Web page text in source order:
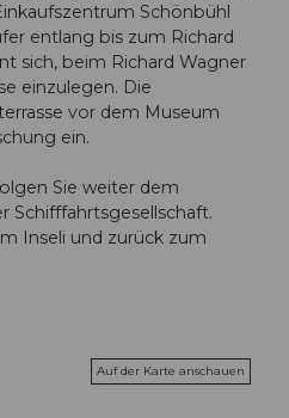
Schönbühl
entlang bis zum Richard
sich, beim Richard Wagner
einzulegen. Die
vor dem Museum
ein.
Sie weiter dem
Schifffahrtsgesellschaft.
Inseli und zurück zum
Auf der Karte anschauen